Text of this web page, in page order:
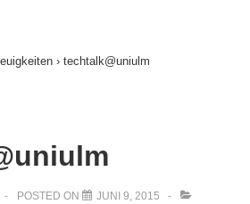
› techtalk@uniulm
POSTED ON
JUNI 9, 2015